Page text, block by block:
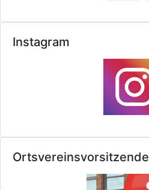
Instagram
Ortsvereinsvorsitzende